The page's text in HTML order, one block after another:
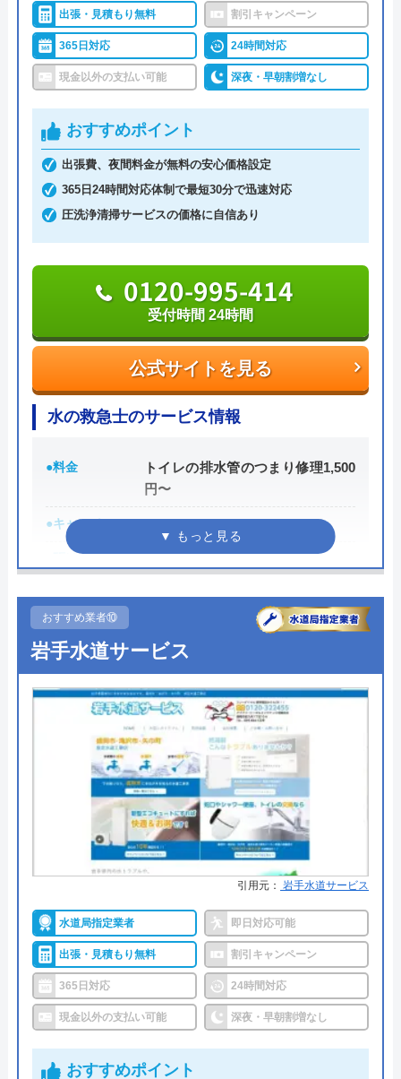
対応エリア 全国（一部地域を除く）
水道屋のイエローは、水のトラブルを24時間365日
体制で受けつけています。現場に一番近いスタッフ
を手配するので、早ければわずか10分～20分で駆け
つけてくれます。累計36万件を突破する実績がある
ので、安心して依頼できるでしょう。
トイレのトラブルは「つまり」「水が出ない」「水
漏れ」「水が止まらない」などの症状に対応。作業
料金が1万円を超えた場合に利用できるホームペー
定クーポン割引を使用したい」と伝えましょう。
公式サイトを見る
0120-937-419
受付時間 24時間
水道屋のイエロー
代表者 藤田 和彦
所在地
〒252-0142
対応エリア
出張・見積もり無料 割引キャンペーン
365日対応 24時間対応
現金以外の支払い可能 深夜・早朝割増なし
おすすめポイント
出張費、夜間料金が無料の安心価格設定
365日24時間対応体制で最短30分で迅速対応
圧洗浄清掃サービスの価格に自信あり
公式サイトを見る
0120-995-414
受付時間 24時間
水の救急士のサービス情報
●料金
トイレの排水管のつまり修理1,500
円〜
●キャンペーン ―
●駆けつけ時間 最短30分
24時間
●定休日
●出張見積もり 出張見積もり無料
●支払い方法 ―
―
●保証・保険 ―
詳細は公式HPでご確認ください
水の救急士がおすすめの理由
水の救急士は福岡県を主軸に全国で水回りトラブル
の解決にあたっている業者です。
問い合わせから駆けつけまで最短30分というスピー
ドの速さが強みの一つであり、今すぐにトラブルを
解決したいという人におすすめです。
作業はお見積もり金額の了承を得てから着工とな
とができます。
おすすめ業者⑩
岩手水道サービス
引用元： 岩手水道サービス
水道局指定業者 即日対応可能
出張・見積もり無料 割引キャンペーン
365日対応 24時間対応
現金以外の支払い可能 深夜・早朝割増なし
おすすめポイント